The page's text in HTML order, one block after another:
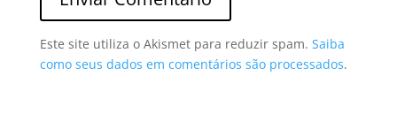
Este site utiliza o Akismet para reduzir spam. Saiba
como seus dados em comentários são processados.